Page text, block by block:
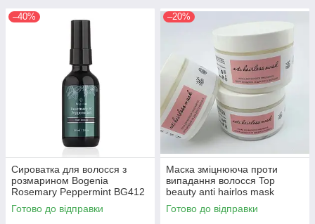
–40%
Сироватка для волосся з
розмарином Bogenia
Rosemary Peppermint BG412
[004] 60 мл
Готово до відправки
–20%
Маска зміцнююча проти
випадання волосся Top
beauty anti hairlos mask
300мл
Готово до відправки